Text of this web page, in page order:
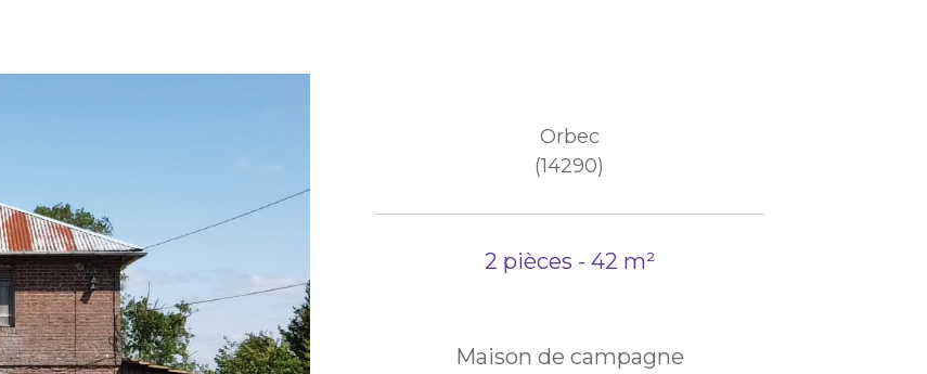
Orbec
(14290)
2 pièces - 42 m²
Maison de campagne